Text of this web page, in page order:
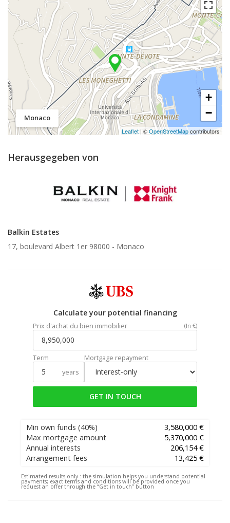
Monaco
+
−
Leaflet | ©OpenStreetMapcontributors
Herausgegeben von
Balkin Estates
17, boulevard Albert 1er 98000 - Monaco
Calculate your potential financing
Prix d'achat du bien immobilier (In €)
Term
years
Mortgage repayment
GET IN TOUCH
Min own funds (40%)
3,580,000 €
Max mortgage amount
5,370,000 €
Annual interests
206,154 €
Arrangement fees
13,425 €
Estimated results only : the simulation helps you understand potential
payments; exact terms and conditions will be provided once you
request an offer through the “Get in touch” button